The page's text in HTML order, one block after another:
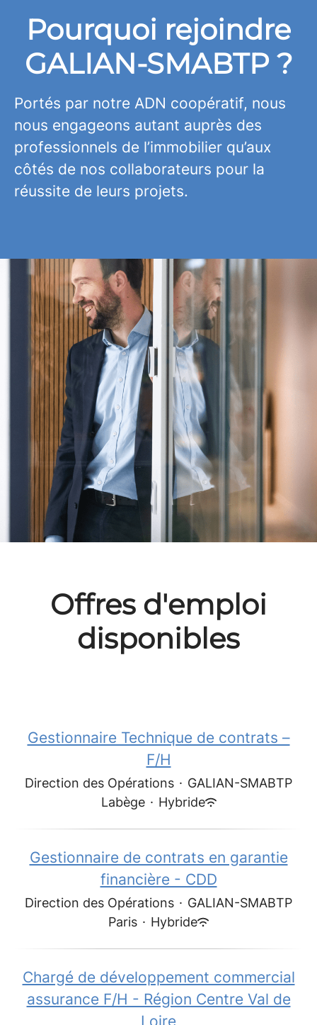
Pourquoi rejoindre
GALIAN-SMABTP ?
Portés par notre ADN coopératif, nous
nous engageons autant auprès des
professionnels de l’immobilier qu’aux
côtés de nos collaborateurs pour la
réussite de leurs projets.
Offres d'emploi
disponibles
Gestionnaire Technique de contrats –
F/H
Direction des Opérations · GALIAN-SMABTP
Labège · Hybride
Gestionnaire de contrats en garantie
financière - CDD
Direction des Opérations · GALIAN-SMABTP
Paris · Hybride
Chargé de développement commercial
assurance F/H - Région Centre Val de
Loire